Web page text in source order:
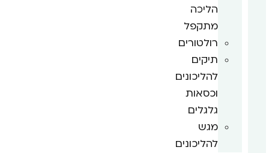
הליכה
מתקפל
רולטורים
תיקים
להליכונים
וכסאות
גלגלים
מגש
להליכונים